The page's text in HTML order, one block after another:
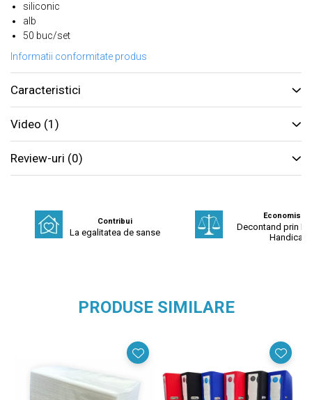
siliconic
alb
50 buc/set
Informatii conformitate produs
Caracteristici
Video (1)
Review-uri (0)
Contribui
La egalitatea de sanse
Decontand prin
Handicap
PRODUSE SIMILARE